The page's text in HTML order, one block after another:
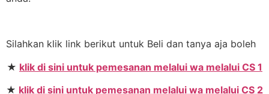
Silahkan klik link berikut untuk Beli dan tanya aja boleh
★ klik di sini untuk pemesanan melalui wa melalui CS 1
★ klik di sini untuk pemesanan melalui wa melalui CS 2